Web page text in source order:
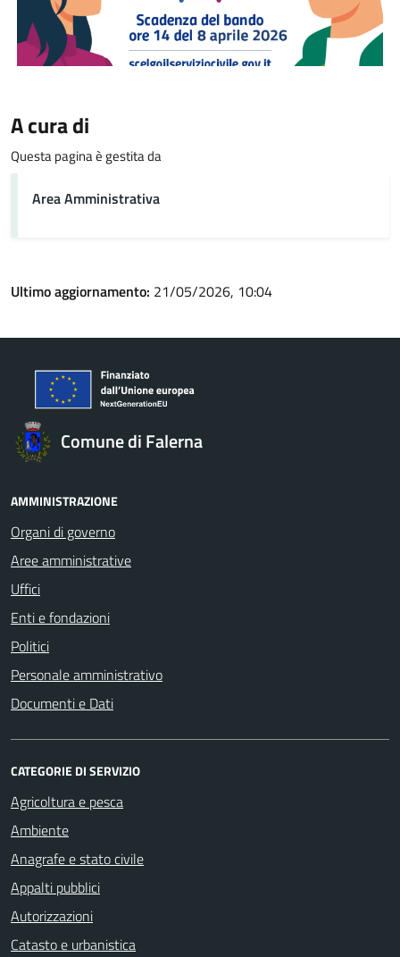
A cura di
Questa pagina è gestita da
Area Amministrativa
Ultimo aggiornamento: 21/05/2026, 10:04
Comune di Falerna
AMMINISTRAZIONE
Organi di governo
Aree amministrative
Uffici
Enti e fondazioni
Politici
Personale amministrativo
Documenti e Dati
CATEGORIE DI SERVIZIO
Agricoltura e pesca
Ambiente
Anagrafe e stato civile
Appalti pubblici
Autorizzazioni
Catasto e urbanistica